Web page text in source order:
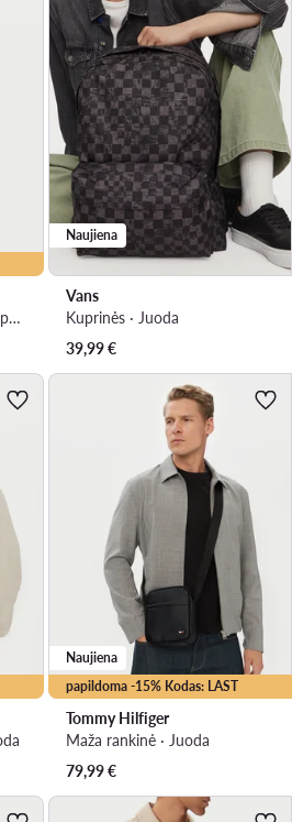
Nešiojamo kompiuterio krepšys · Juoda
Naujiena
Vans
Kuprinės · Juoda
39,99€
papildoma -15% Kodas: LAST
Naujiena
Tommy Hilfiger
Maža rankinė · Juoda
79,99€